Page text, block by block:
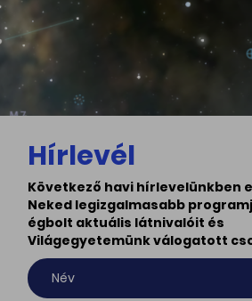
Hírlevél
Következő havi hírlevelünkben
Neked legizgalmasabb
égbolt aktuális látnivalóit és
Világegyetemünk válogatott